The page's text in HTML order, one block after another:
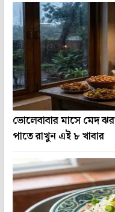
ভোলেবাবার মাসে মেদ
পাতে রাখুন এই ৮ খাবার